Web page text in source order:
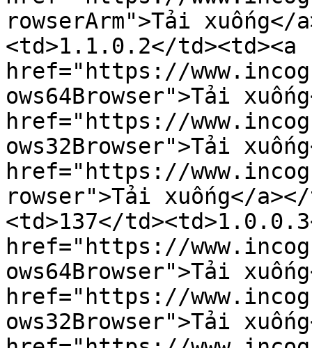
rowserArm">Tải
<td>1.1.0.2</td><td><a
href="https://
ows64Browser">Tải
href="https://
ows32Browser">Tải
href="https://
rowser">Tải xuống</
<td>137</
href="https://
ows64Browser">Tải
href="https://
ows32Browser">Tải